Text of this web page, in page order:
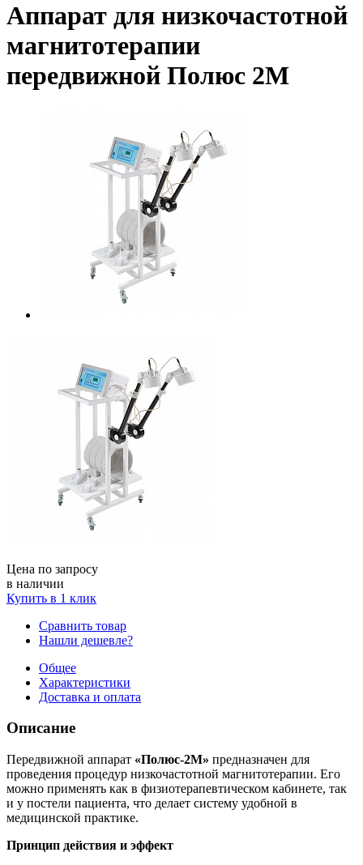
Аппарат для низкочастотной
магнитотерапии
передвижной Полюс 2М
Цена по запросу
в наличии
Купить в 1 клик
Сравнить товар
Нашли дешевле?
Общее
Характеристики
Доставка и оплата
Описание
Передвижной аппарат «Полюс-2М» предназначен для
проведения процедур низкочастотной магнитотерапии. Его
можно применять как в физиотерапевтическом кабинете, так
и у постели пациента, что делает систему удобной в
медицинской практике.
Принцип действия и эффект